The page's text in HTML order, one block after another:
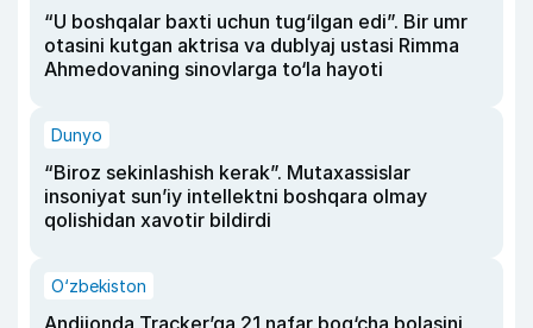
“U boshqalar baxti uchun tug‘ilgan edi”. Bir umr
otasini kutgan aktrisa va dublyaj ustasi Rimma
Ahmedovaning sinovlarga to‘la hayoti
Dunyo
“Biroz sekinlashish kerak”. Mutaxassislar
insoniyat sun’iy intellektni boshqara olmay
qolishidan xavotir bildirdi
O‘zbekiston
Andijonda Tracker’ga 21 nafar bog‘cha bolasini